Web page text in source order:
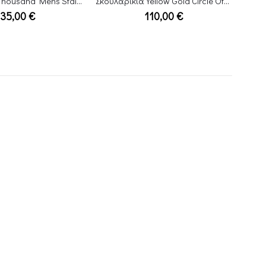
€ 299,00€